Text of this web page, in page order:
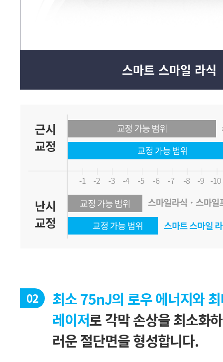
스마트 스마일 라식
02
레이저
러운 절단면을 형성합니다.